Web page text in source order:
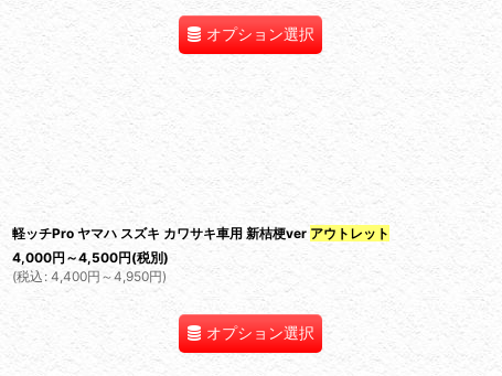
オプション選択
軽ッチPro ヤマハ スズキ カワサキ車用 新桔梗ver アウトレット
4,000円～4,500円(税別)
(税込 : 4,400円 ～4,950円)
オプション選択